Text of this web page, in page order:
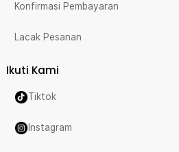
Konfirmasi Pembayaran
Lacak Pesanan
Ikuti Kami
Tiktok
Instagram